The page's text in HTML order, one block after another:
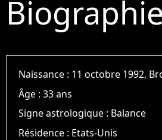
Biographie
Naissance : 11 octobre 1992,
Âge :33 ans
Signe astrologique : Balance
Résidence : Etats-Unis